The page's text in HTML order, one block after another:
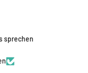
sprechen